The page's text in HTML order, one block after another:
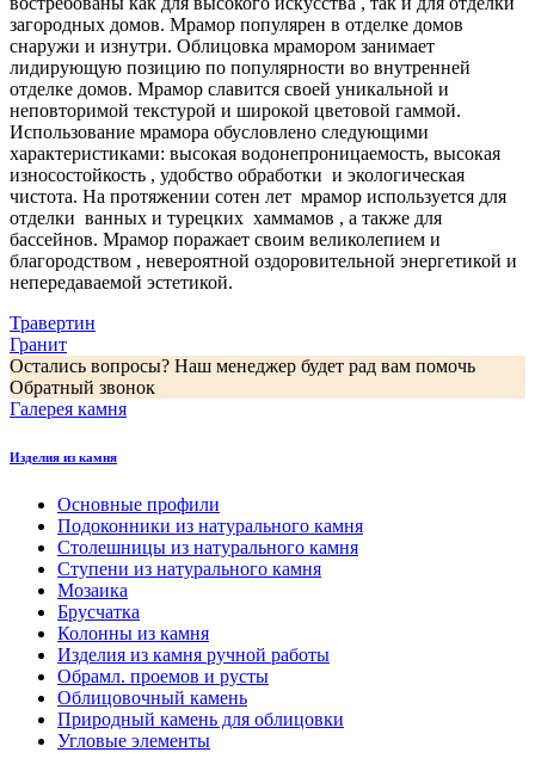
загородных домов. Мрамор популярен в отделке домов
снаружи и изнутри. Облицовка мрамором занимает
лидирующую позицию по популярности во внутренней
отделке домов. Мрамор славится своей уникальной и
неповторимой текстурой и широкой цветовой гаммой.
Использование мрамора обусловлено следующими
характеристиками: высокая водонепроницаемость, высокая
износостойкость , удобство обработки и экологическая
чистота. На протяжении сотен лет мрамор используется для
отделки ванных и турецких хаммамов , а также для
бассейнов. Мрамор поражает своим великолепием и
благородством , невероятной оздоровительной энергетикой и
непередаваемой эстетикой.
Навигация
по
записям
Травертин
Гранит
Остались вопросы? Наш менеджер будет рад вам помочь
Обратный звонок
Галерея камня
Изделия из камня
Основные профили
Подоконники из натурального камня
Столешницы из натурального камня
Ступени из натурального камня
Мозаика
Брусчатка
Колонны из камня
Изделия из камня ручной работы
Обрамл. проемов и русты
Облицовочный камень
Природный камень для облицовки
Угловые элементы